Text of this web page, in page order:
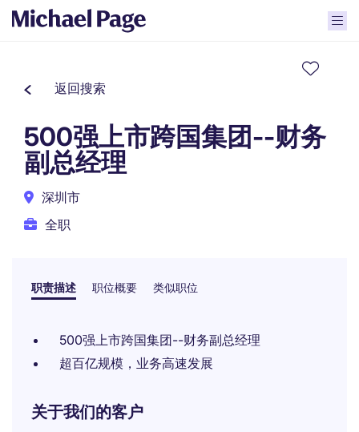
返回搜索
500强上市跨国集团--财务
副总经理
深圳市
全职
职责描述 职位概要 类似职位
500强上市跨国集团--财务副总经理
超百亿规模，业务高速发展
关于我们的客户